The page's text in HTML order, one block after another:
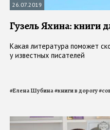
26.07.2019
Гузель Яхина: книги
Какая литература поможет
у известных писателей
#Елена Шубина#книги в дорогу#